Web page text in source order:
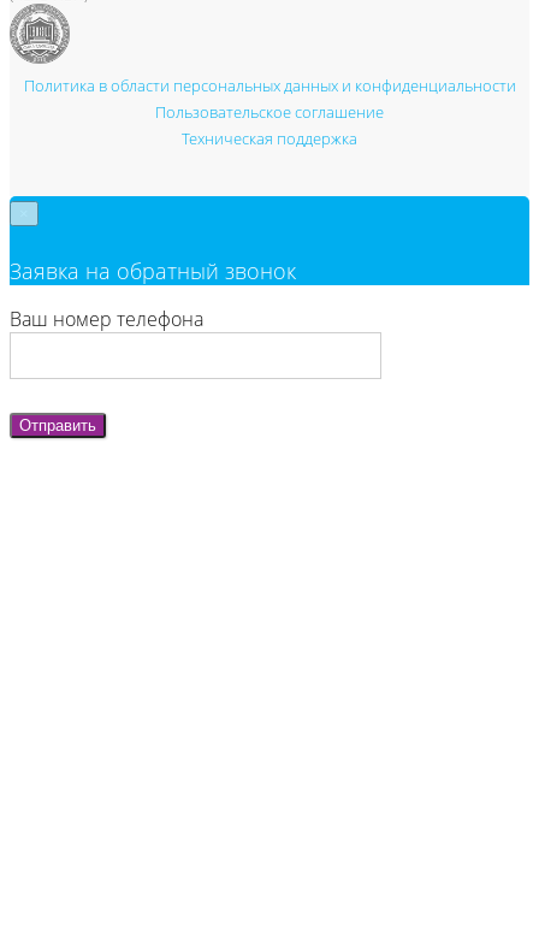
Политика в области персональных данных и конфиденциальности
Пользовательское соглашение
Техническая поддержка
Заявка на обратный звонок
Ваш номер телефона
Отправить